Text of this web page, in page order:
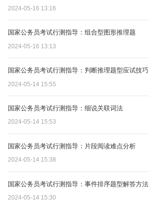
2024-05-16 13:16
国家公务员考试行测指导：组合型图形推理题
2024-05-16 13:13
国家公务员考试行测指导：判断推理题型应试技巧
2024-05-14 15:55
国家公务员考试行测指导：细说关联词法
2024-05-14 15:53
国家公务员考试行测指导：片段阅读难点分析
2024-05-14 15:38
国家公务员考试行测指导：事件排序题型解答方法
2024-05-14 15:30